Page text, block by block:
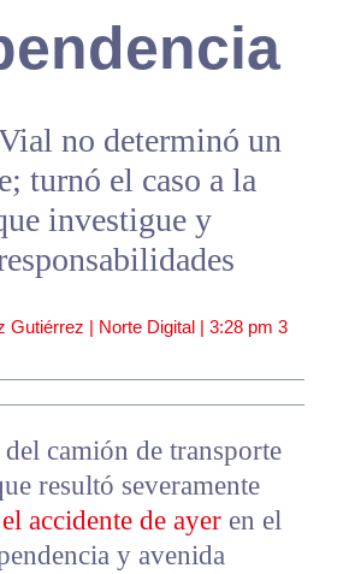
no determinó un
turnó el caso a la
investigue y
Gutiérrez | Norte Digital | 3:28 pm 3
camión de transporte
resultó severamente
accidente de ayeren el
y avenida